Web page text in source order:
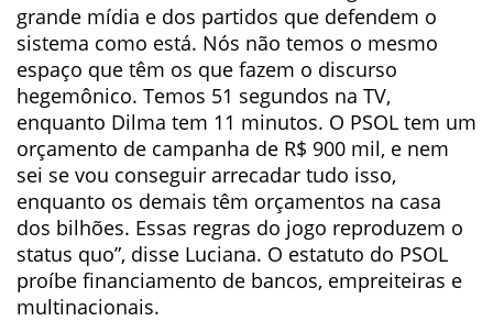
grande mídia e dos partidos que defendem o
sistema como está. Nós não temos o mesmo
espaço que têm os que fazem o discurso
hegemônico. Temos 51 segundos na TV,
enquanto Dilma tem 11 minutos. O PSOL tem um
orçamento de campanha de R$ 900 mil, e nem
sei se vou conseguir arrecadar tudo isso,
enquanto os demais têm orçamentos na casa
dos bilhões. Essas regras do jogo reproduzem o
status quo”, disse Luciana. O estatuto do PSOL
proíbe financiamento de bancos, empreiteiras e
multinacionais.